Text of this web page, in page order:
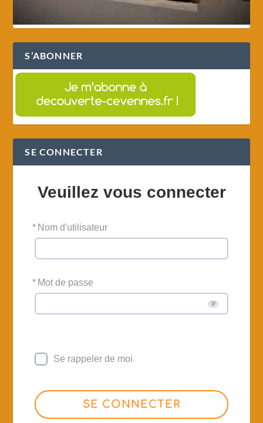
S’ABONNER
SE CONNECTER
Veuillez vous connecter
* Nom d'utilisateur
* Mot de passe
Se rappeler de moi
SE CONNECTER